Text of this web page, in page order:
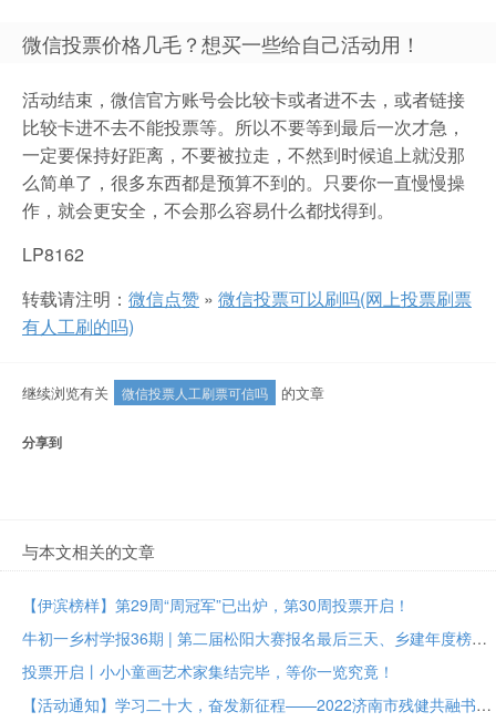
微信投票价格几毛？想买一些给自己活动用！
活动结束，微信官方账号会比较卡或者进不去，或者链接
比较卡进不去不能投票等。所以不要等到最后一次才急，
一定要保持好距离，不要被拉走，不然到时候追上就没那
么简单了，很多东西都是预算不到的。只要你一直慢慢操
作，就会更安全，不会那么容易什么都找得到。
LP8162
转载请注明： 微信点赞 » 微信投票可以刷吗(网上投票刷票
有人工刷的吗)
继续浏览有关 微信投票人工刷票可信吗 的文章
分享到
与本文相关的文章
【伊滨榜样】第29周“周冠军”已出炉，第30周投票开启！
牛初一乡村学报36期 | 第二届松阳大赛报名最后三天、乡建年度榜样大众投票进行中
投票开启丨小小童画艺术家集结完毕，等你一览究竟！
【活动通知】学习二十大，奋发新征程——2022济南市残健共融书法美术作品展投票评选